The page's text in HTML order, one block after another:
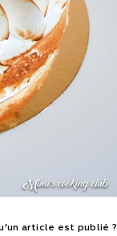
article est publié ?